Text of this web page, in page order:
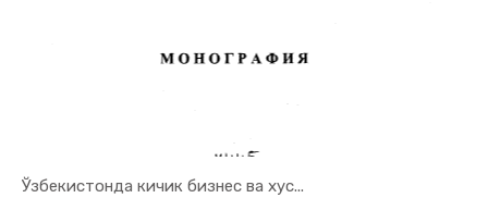
Ўзбекистонда кичик бизнес ва хус...